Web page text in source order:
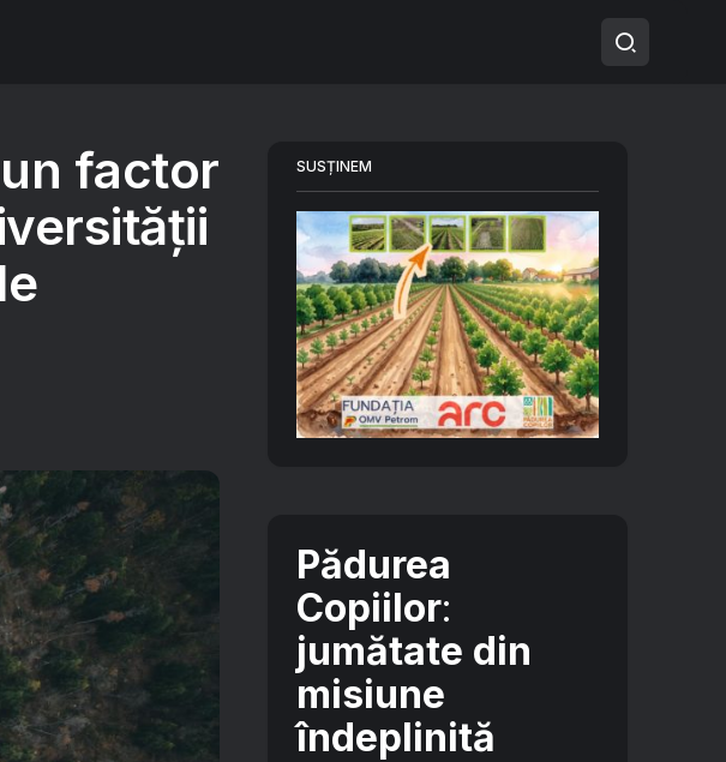
factor
SUSȚINEM
Pădurea
Copiilor:
jumătate din
misiune
îndeplinită